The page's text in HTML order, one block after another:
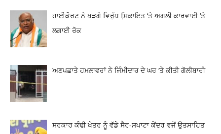
ਹਾਈਕੋਰਟ ਨੇ ਖੜਗੇ ਵਿਰੁੱਧ ਸਿ਼ਕਾਇਤ ‘ਤੇ ਅਗਲੀ ਕਾਰਵਾਈ ‘ਤੇ
ਲਗਾਈ ਰੋਕ
ਅਣਪਛਾਤੇ ਹਮਲਾਵਰਾਂ ਨੇ ਜਿੰਮੀਦਾਰ ਦੇ ਘਰ ‘ਤੇ ਕੀਤੀ ਗੋਲੀਬਾਰੀ
ਸਰਕਾਰ ਕੰਢੀ ਖੇਤਰ ਨੂੰ ਵੱਡੇ ਸੈਰ-ਸਪਾਟਾ ਕੇਂਦਰ ਵਜੋਂ ਉਤਸਾਹਿਤ